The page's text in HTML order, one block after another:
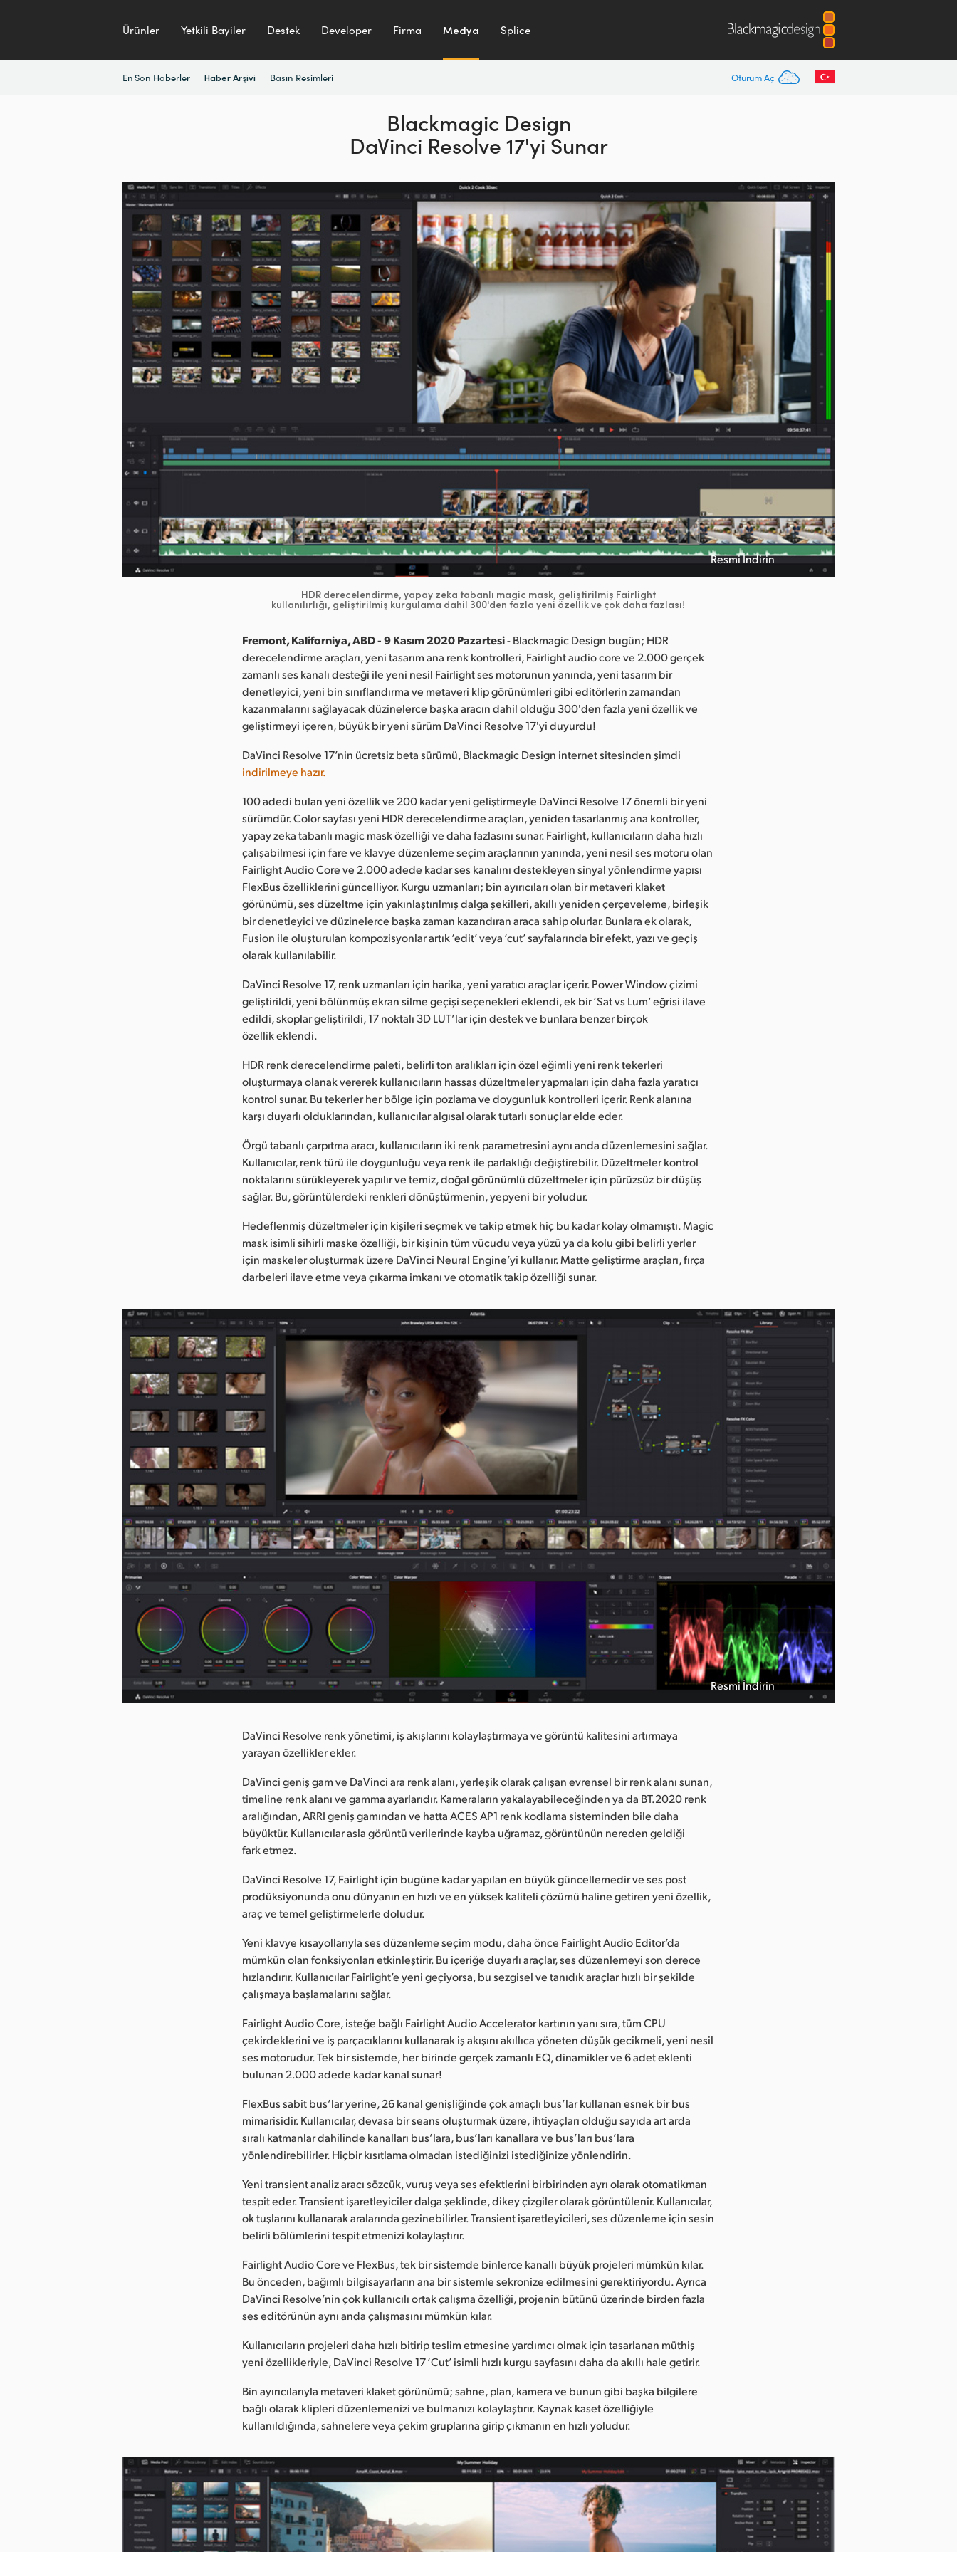
Ürünler Yetkili Bayiler Destek Developer Firma Medya Splice
Oturum Aç
En Son Haberler Haber Arşivi Basın Resimleri
Blackmagic Design
DaVinci Resolve 17'yi Sunar
Resmi İndirin
HDR derecelendirme, yapay zeka tabanlı magic mask, geliştirilmiş Fairlight
kullanılırlığı, geliştirilmiş kurgulama dahil 300'den fazla yeni özellik ve çok daha fazlası!
Fremont, Kaliforniya, ABD - 9 Kasım 2020 Pazartesi- Blackmagic Design bugün; HDR
derecelendirme araçları, yeni tasarım ana renk kontrolleri, Fairlight audio core ve 2.000 gerçek
zamanlı ses kanalı desteği ile yeni nesil Fairlight ses motorunun yanında, yeni tasarım bir
denetleyici, yeni bin sınıflandırma ve metaveri klip görünümleri gibi editörlerin zamandan
kazanmalarını sağlayacak düzinelerce başka aracın dahil olduğu 300'den fazla yeni özellik ve
geliştirmeyi içeren, büyük bir yeni sürüm DaVinci Resolve 17'yi duyurdu!
DaVinci Resolve 17’nin ücretsiz beta sürümü, Blackmagic Design internet sitesinden şimdi
indirilmeye hazır.
100 adedi bulan yeni özellik ve 200 kadar yeni geliştirmeyle DaVinci Resolve 17 önemli bir yeni
sürümdür. Color sayfası yeni HDR derecelendirme araçları, yeniden tasarlanmış ana kontroller,
yapay zeka tabanlı magic mask özelliği ve daha fazlasını sunar. Fairlight, kullanıcıların daha hızlı
çalışabilmesi için fare ve klavye düzenleme seçim araçlarının yanında, yeni nesil ses motoru olan
Fairlight Audio Core ve 2.000 adede kadar ses kanalını destekleyen sinyal yönlendirme yapısı
FlexBus özelliklerini güncelliyor. Kurgu uzmanları; bin ayırıcıları olan bir metaveri klaket
görünümü, ses düzeltme için yakınlaştırılmış dalga şekilleri, akıllı yeniden çerçeveleme, birleşik
bir denetleyici ve düzinelerce başka zaman kazandıran araca sahip olurlar. Bunlara ek olarak,
Fusion ile oluşturulan kompozisyonlar artık ‘edit’ veya ‘cut’ sayfalarında bir efekt, yazı ve geçiş
olarak kullanılabilir.
DaVinci Resolve 17, renk uzmanları için harika, yeni yaratıcı araçlar içerir. Power Window çizimi
geliştirildi, yeni bölünmüş ekran silme geçişi seçenekleri eklendi, ek bir ‘Sat vs Lum’ eğrisi ilave
edildi, skoplar geliştirildi, 17 noktalı 3D LUT’lar için destek ve bunlara benzer birçok
özellik eklendi.
HDR renk derecelendirme paleti, belirli ton aralıkları için özel eğimli yeni renk tekerleri
oluşturmaya olanak vererek kullanıcıların hassas düzeltmeler yapmaları için daha fazla yaratıcı
kontrol sunar. Bu tekerler her bölge için pozlama ve doygunluk kontrolleri içerir. Renk alanına
karşı duyarlı olduklarından, kullanıcılar algısal olarak tutarlı sonuçlar elde eder.
Örgü tabanlı çarpıtma aracı, kullanıcıların iki renk parametresini aynı anda düzenlemesini sağlar.
Kullanıcılar, renk türü ile doygunluğu veya renk ile parlaklığı değiştirebilir. Düzeltmeler kontrol
noktalarını sürükleyerek yapılır ve temiz, doğal görünümlü düzeltmeler için pürüzsüz bir düşüş
sağlar. Bu, görüntülerdeki renkleri dönüştürmenin, yepyeni bir yoludur.
Hedeflenmiş düzeltmeler için kişileri seçmek ve takip etmek hiç bu kadar kolay olmamıştı. Magic
mask isimli sihirli maske özelliği, bir kişinin tüm vücudu veya yüzü ya da kolu gibi belirli yerler
için maskeler oluşturmak üzere DaVinci Neural Engine’yi kullanır. Matte geliştirme araçları, fırça
darbeleri ilave etme veya çıkarma imkanı ve otomatik takip özelliği sunar.
Resmi İndirin
DaVinci Resolve renk yönetimi, iş akışlarını kolaylaştırmaya ve görüntü kalitesini artırmaya
yarayan özellikler ekler.
DaVinci geniş gam ve DaVinci ara renk alanı, yerleşik olarak çalışan evrensel bir renk alanı sunan,
timeline renk alanı ve gamma ayarlarıdır. Kameraların yakalayabileceğinden ya da BT.2020 renk
aralığından, ARRI geniş gamından ve hatta ACES AP1 renk kodlama sisteminden bile daha
büyüktür. Kullanıcılar asla görüntü verilerinde kayba uğramaz, görüntünün nereden geldiği
fark etmez.
DaVinci Resolve 17, Fairlight için bugüne kadar yapılan en büyük güncellemedir ve ses post
prodüksiyonunda onu dünyanın en hızlı ve en yüksek kaliteli çözümü haline getiren yeni özellik,
araç ve temel geliştirmelerle doludur.
Yeni klavye kısayollarıyla ses düzenleme seçim modu, daha önce Fairlight Audio Editor’da
mümkün olan fonksiyonları etkinleştirir. Bu içeriğe duyarlı araçlar, ses düzenlemeyi son derece
hızlandırır. Kullanıcılar Fairlight’e yeni geçiyorsa, bu sezgisel ve tanıdık araçlar hızlı bir şekilde
çalışmaya başlamalarını sağlar.
Fairlight Audio Core, isteğe bağlı Fairlight Audio Accelerator kartının yanı sıra, tüm CPU
çekirdeklerini ve iş parçacıklarını kullanarak iş akışını akıllıca yöneten düşük gecikmeli, yeni nesil
ses motorudur. Tek bir sistemde, her birinde gerçek zamanlı EQ, dinamikler ve 6 adet eklenti
bulunan 2.000 adede kadar kanal sunar!
FlexBus sabit bus’lar yerine, 26 kanal genişliğinde çok amaçlı bus’lar kullanan esnek bir bus
mimarisidir. Kullanıcılar, devasa bir seans oluşturmak üzere, ihtiyaçları olduğu sayıda art arda
sıralı katmanlar dahilinde kanalları bus’lara, bus’ları kanallara ve bus’ları bus’lara
yönlendirebilirler. Hiçbir kısıtlama olmadan istediğinizi istediğinize yönlendirin.
Yeni transient analiz aracı sözcük, vuruş veya ses efektlerini birbirinden ayrı olarak otomatikman
tespit eder. Transient işaretleyiciler dalga şeklinde, dikey çizgiler olarak görüntülenir. Kullanıcılar,
ok tuşlarını kullanarak aralarında gezinebilirler. Transient işaretleyicileri, ses düzenleme için sesin
belirli bölümlerini tespit etmenizi kolaylaştırır.
Fairlight Audio Core ve FlexBus, tek bir sistemde binlerce kanallı büyük projeleri mümkün kılar.
Bu önceden, bağımlı bilgisayarların ana bir sistemle sekronize edilmesini gerektiriyordu. Ayrıca
DaVinci Resolve’nin çok kullanıcılı ortak çalışma özelliği, projenin bütünü üzerinde birden fazla
ses editörünün aynı anda çalışmasını mümkün kılar.
Kullanıcıların projeleri daha hızlı bitirip teslim etmesine yardımcı olmak için tasarlanan müthiş
yeni özellikleriyle, DaVinci Resolve 17 ‘Cut’ isimli hızlı kurgu sayfasını daha da akıllı hale getirir.
Bin ayırıcılarıyla metaveri klaket görünümü; sahne, plan, kamera ve bunun gibi başka bilgilere
bağlı olarak klipleri düzenlemenizi ve bulmanızı kolaylaştırır. Kaynak kaset özelliğiyle
kullanıldığında, sahnelere veya çekim gruplarına girip çıkmanın en hızlı yoludur.